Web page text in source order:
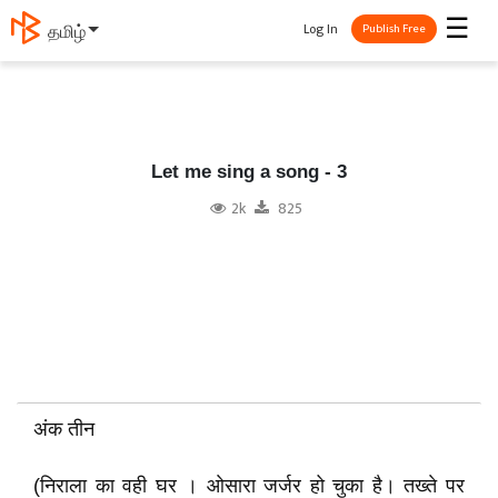
தமிழ் ☰
Log In Publish Free
Let me sing a song - 3
2k 825
अंक तीन
(निराला का वही घर । ओसारा जर्जर हो चुका है। तख्ते पर